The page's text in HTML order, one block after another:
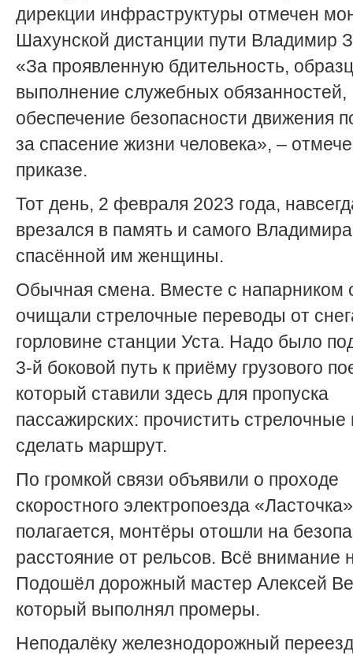
дирекции инфраструктуры отмечен
Шахунской дистанции пути Владимир
«За проявленную бдительность,
выполнение служебных обязанностей,
обеспечение безопасности движения
за спасение жизни человека», –
приказе.
Тот день, 2 февраля 2023 года,
врезался в память и самого
спасённой им женщины.
Обычная смена. Вместе с напарником
очищали стрелочные переводы от
горловине станции Уста. Надо было
3-й боковой путь к приёму грузового
который ставили здесь для пропуска
пассажирских: прочистить
сделать маршрут.
По громкой связи объявили о проходе
скоростного электропоезда
полагается, монтёры отошли на
расстояние от рельсов. Всё внимание
Подошёл дорожный мастер Алексей
который выполнял промеры.
Неподалёку железнодорожный